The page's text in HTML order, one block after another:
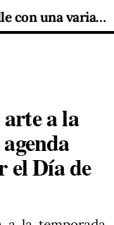
Majadahonda saca el arte a la calle con una variada agenda cultural para celebrar el Día de la Música y el verano
a la
el Día de